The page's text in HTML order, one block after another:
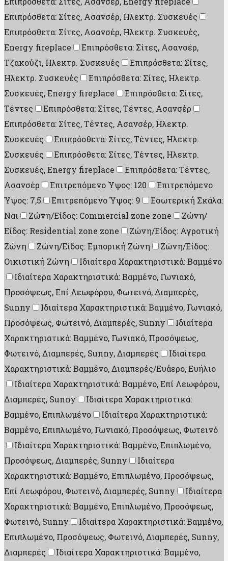
Επιπρόσθετα: Σίτες, Ασανσέρ, Ηλεκτρ. Συσκευές
Επιπρόσθετα: Σίτες, Ασανσέρ, Ηλεκτρ. Συσκευές,
Energy fireplace
Επιπρόσθετα: Σίτες, Ασανσέρ,
Τζακούζι, Ηλεκτρ. Συσκευές
Επιπρόσθετα: Σίτες,
Ηλεκτρ. Συσκευές
Επιπρόσθετα: Σίτες, Ηλεκτρ.
Συσκευές, Energy fireplace
Επιπρόσθετα: Σίτες,
Τέντες
Επιπρόσθετα: Σίτες, Τέντες, Ασανσέρ
Επιπρόσθετα: Σίτες, Τέντες, Ασανσέρ, Ηλεκτρ.
Συσκευές
Επιπρόσθετα: Σίτες, Τέντες, Ηλεκτρ.
Συσκευές
Επιπρόσθετα: Σίτες, Τέντες, Ηλεκτρ.
Συσκευές, Energy fireplace
Επιπρόσθετα: Τέντες,
Ασανσέρ
Επιτρεπόμενο Ύψος: 120
Επιτρεπόμενο
Ύψος: 7,5
Επιτρεπόμενο Ύψος: 9
Εσωτερική Σκάλα:
Ναι
Ζώνη/Είδος: Commercial zone zone
Ζώνη/
Είδος: Residential zone zone
Ζώνη/Είδος: Αγροτική
Ζώνη
Ζώνη/Είδος: Εμπορική Ζώνη
Ζώνη/Είδος:
Οικιστική Ζώνη
Ιδιαίτερα Χαρακτηριστικά: Βαμμένο
Ιδιαίτερα Χαρακτηριστικά: Βαμμένο, Γωνιακό,
Προσόψεως, Επί Λεωφόρου, Φωτεινό, Διαμπερές,
Sunny
Ιδιαίτερα Χαρακτηριστικά: Βαμμένο, Γωνιακό,
Προσόψεως, Φωτεινό, Διαμπερές, Sunny
Ιδιαίτερα
Χαρακτηριστικά: Βαμμένο, Γωνιακό, Προσόψεως,
Φωτεινό, Διαμπερές, Sunny, Διαμπερές
Ιδιαίτερα
Χαρακτηριστικά: Βαμμένο, Διαμπερές/Ευάερο, Ευήλιο
Ιδιαίτερα Χαρακτηριστικά: Βαμμένο, Επί Λεωφόρου,
Διαμπερές, Sunny
Ιδιαίτερα Χαρακτηριστικά:
Βαμμένο, Επιπλωμένο
Ιδιαίτερα Χαρακτηριστικά:
Βαμμένο, Επιπλωμένο, Γωνιακό, Προσόψεως, Φωτεινό
Ιδιαίτερα Χαρακτηριστικά: Βαμμένο, Επιπλωμένο,
Προσόψεως, Διαμπερές, Sunny
Ιδιαίτερα
Χαρακτηριστικά: Βαμμένο, Επιπλωμένο, Προσόψεως,
Επί Λεωφόρου, Φωτεινό, Διαμπερές, Sunny
Ιδιαίτερα
Χαρακτηριστικά: Βαμμένο, Επιπλωμένο, Προσόψεως,
Φωτεινό, Sunny
Ιδιαίτερα Χαρακτηριστικά: Βαμμένο,
Επιπλωμένο, Προσόψεως, Φωτεινό, Διαμπερές, Sunny,
Διαμπερές
Ιδιαίτερα Χαρακτηριστικά: Βαμμένο,